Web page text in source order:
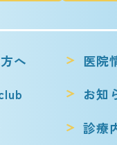
へ
医院
お知
診療